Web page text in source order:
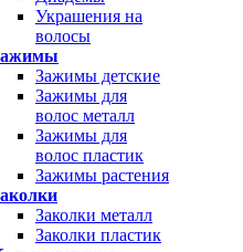
Украшения на
волосы
Зажимы детские
Зажимы для
волос металл
Зажимы для
волос пластик
Зажимы растения
Заколки металл
Заколки пластик